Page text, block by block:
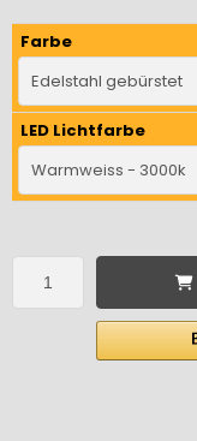
Farbe
Edelstahl gebürstet
LED Lichtfarbe
Warmweiss - 3000k